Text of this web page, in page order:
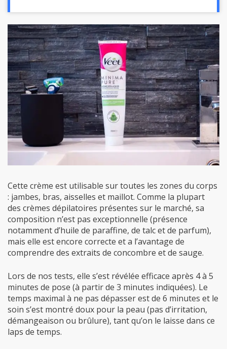
Cette crème est utilisable sur toutes les zones du corps
: jambes, bras, aisselles et maillot. Comme la plupart
des crèmes dépilatoires présentes sur le marché, sa
composition n’est pas exceptionnelle (présence
notamment d’huile de paraffine, de talc et de parfum),
mais elle est encore correcte et a l’avantage de
comprendre des extraits de concombre et de sauge.
Lors de nos tests, elle s’est révélée efficace après 4 à 5
minutes de pose (à partir de 3 minutes indiquées). Le
temps maximal à ne pas dépasser est de 6 minutes et le
soin s’est montré doux pour la peau (pas d’irritation,
démangeaison ou brûlure), tant qu’on le laisse dans ce
laps de temps.